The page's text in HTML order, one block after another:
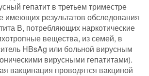
гепатит в третьем триместре
имеющих результатов обследования
В, потребляющих наркотические
вещества, из семей, в
HBsAg или больной вирусным
вирусными гепатитами).
вакцинация проводятся вакциной